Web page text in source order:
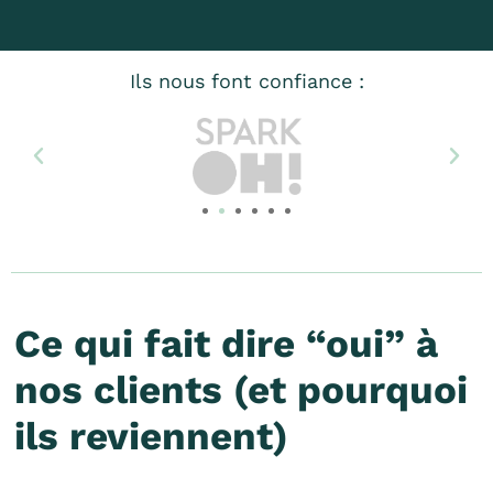
Ils nous font confiance :
Ce qui fait dire “oui” à
nos clients (et pourquoi
ils reviennent)